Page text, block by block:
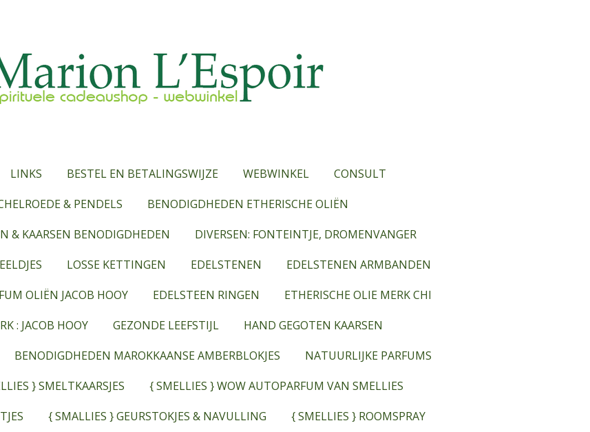
LINKS BESTEL EN BETALINGSWIJZE WEBWINKEL
CONSULT
& PENDELS
BENODIGDHEDEN ETHERISCHE OLIËN
& KAARSEN BENODIGDHEDEN
DIVERSEN: FONTEINTJE, DROMENVANGER
LOSSE KETTINGEN EDELSTENEN
EDELSTENEN ARMBANDEN
OLIËN JACOB HOOY EDELSTEEN RINGEN
ETHERISCHE OLIE MERK CHI
: JACOB HOOY
GEZONDE LEEFSTIJL
HAND GEGOTEN KAARSEN
BENODIGDHEDEN MAROKKAANSE AMBERBLOKJES
NATUURLIJKE PARFUMS
} SMELTKAARSJES
{ SMELLIES } WOW AUTOPARFUM VAN SMELLIES
{ SMALLIES } GEURSTOKJES & NAVULLING
{ SMELLIES } ROOMSPRAY